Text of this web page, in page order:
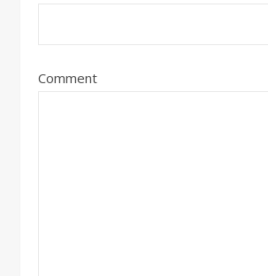
Comment